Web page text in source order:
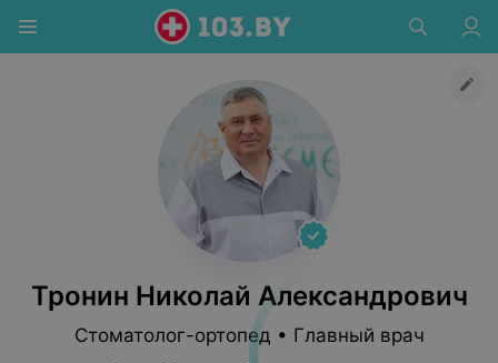
Тронин Николай Александрович
Стоматолог-ортопед • Главный врач